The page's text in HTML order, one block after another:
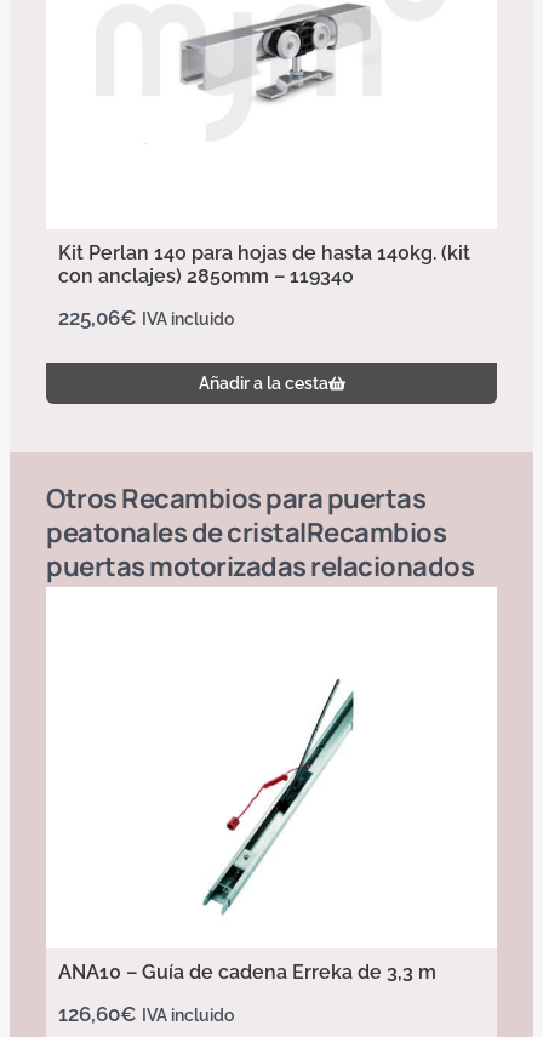
Kit Perlan 140 para hojas de hasta 140kg. (kit
con anclajes) 2850mm – 119340
225,06€ IVA incluido
Añadir a la cesta
OtrosRecambios para puertas
peatonales de cristalRecambios
puertas motorizadasrelacionados
ANA10 – Guía de cadena Erreka de 3,3 m
126,60€ IVA incluido